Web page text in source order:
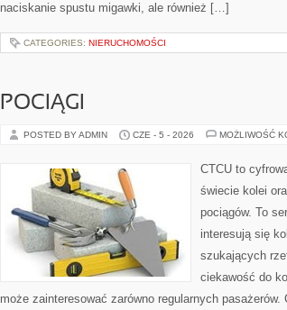
naciskanie spustu migawki, ale również […]
CATEGORIES: NIERUCHOMOŚCI
POCIĄGI
POSTED BY ADMIN CZE - 5 - 2026 MOŻLIWOŚĆ
CTCU to
świecie kolei
pociągów. To
interesują się
szukających
ciekawość do
może zainteresować zarówno regularnych